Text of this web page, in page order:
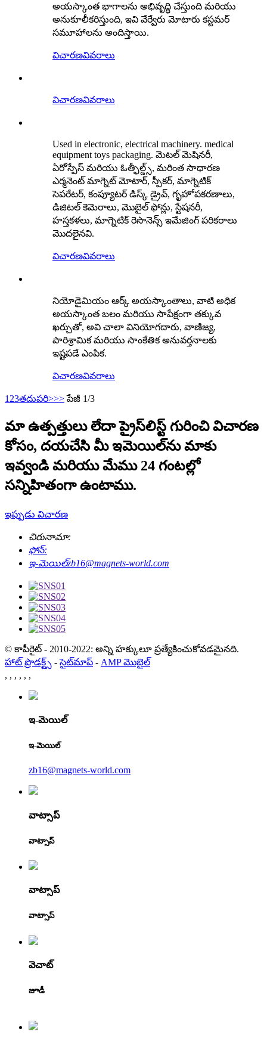
అయస్కాంత భాగాలను అభివృద్ధి చేస్తుంది మరియు
అనుకూలీకరిస్తుంది, ఇవి వేర్వేరు మోటారు కస్టమర్
సమూహాలను అందిస్తాయి.
విచారణవివరాలు
విచారణవివరాలు
Used in electronic, electrical machinery. medical
equipment toys packaging. మెటల్ మెషినరీ,
ఏరోస్పేస్ మరియు ఓత్ఫీల్డ్స్, మరింత సాధారణ
ఎర్మనెంట్ మాగ్నెట్ మోటార్, స్పీకర్, మాగ్నెటిక్
సెపరేటర్, కంప్యూటర్ డిస్క్ డ్రైవ్, గృహోపకరణాలు,
డిజిటల్ కెమెరాలు, మొబైల్ ఫోన్లు, స్టేషనరీ,
హస్తకళలు, మాగ్నెటిక్ రెసొనెన్స్ ఇమేజింగ్ పరికరాలు
మొదలైనవి.
విచారణవివరాలు
నియోడైమియం ఆర్క్ అయస్కాంతాలు, వాటి అధిక
అయస్కాంత బలం మరియు సాపేక్షంగా తక్కువ
ఖర్చుతో, అవి చాలా వినియోగదారు, వాణిజ్య,
పారిశ్రామిక మరియు సాంకేతిక అనువర్తనాలకు
ఇష్టపడే ఎంపిక.
విచారణవివరాలు
1 23తదుపరి>>> పేజీ 1/3
మా ఉత్పత్తులు లేదా ప్రైస్‌లిస్ట్ గురించి విచారణ
కోసం, దయచేసి మీ ఇమెయిల్‌ను మాకు
ఇవ్వండి మరియు మేము 24 గంటల్లో
సన్నిహితంగా ఉంటాము.
ఇప్పుడు విచారణ
చిరునామా:
ఫోన్:
ఇ-మెయిల్zb16@magnets-world.com
© కాపీరైట్ - 2010-2022: అన్ని హక్కులూ ప్రత్యేకించుకోవడమైనది.
హాట్ ప్రొడక్ట్స్ -సైట్‌మాప్ - AMP మొబైల్
, , , , , ,
ఇ-మెయిల్
ఇ-మెయిల్
zb16@magnets-world.com
వాట్సాప్
వాట్సాప్
వాట్సాప్
వాట్సాప్
వెచాట్
జూడీ